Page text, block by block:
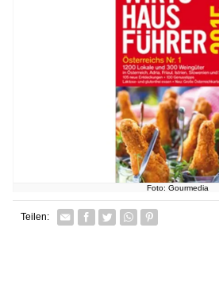
Foto: Gourmedia
Teilen: Facebook
TwitterWhatsapp senden
Pin it